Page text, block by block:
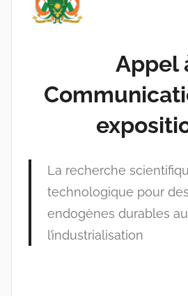
c
n
s
w
p
Appel
La recherche
technologique pour
endogènes durables
l’industrialisation